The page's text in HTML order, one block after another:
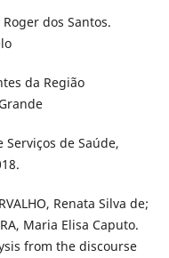
Roger dos Santos.
da Região
Serviços de Saúde,
Renata Silva de;
Maria Elisa Caputo.
from the discourse